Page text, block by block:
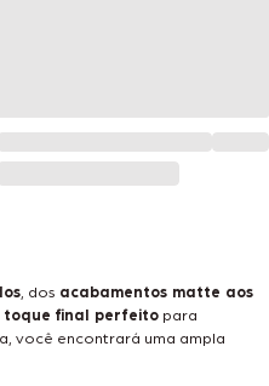
, dos acabamentos matte aos
final perfeito para
você encontrará uma ampla